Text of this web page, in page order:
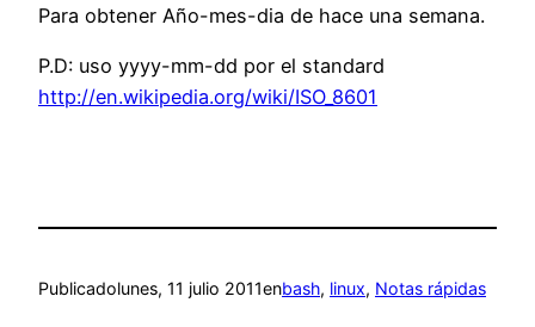
Para obtener Año-mes-dia de hace una semana.
P.D: uso yyyy-mm-dd por el standard
http://en.wikipedia.org/wiki/ISO_8601
Publicadolunes, 11 julio 2011enbash, linux, Notas rápidas